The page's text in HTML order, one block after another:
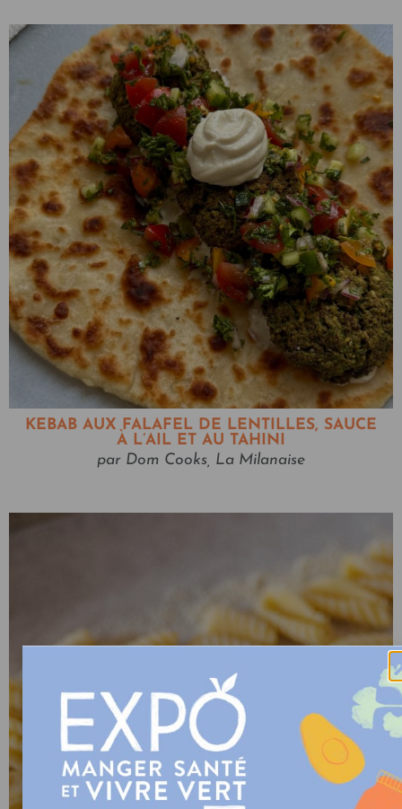
KEBAB AUX FALAFEL DE LENTILLES, SAUCE
À L’AIL ET AU TAHINI
par Dom Cooks, La Milanaise